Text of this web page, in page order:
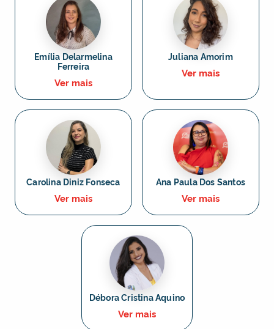
Emília Delarmelina
Ferreira
Ver mais
Juliana Amorim
Ver mais
Carolina Diniz Fonseca
Ver mais
Ana Paula Dos Santos
Ver mais
Débora Cristina Aquino
Ver mais